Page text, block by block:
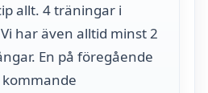
allt. 4 träningar i
har även alltid minst 2
En på föregående